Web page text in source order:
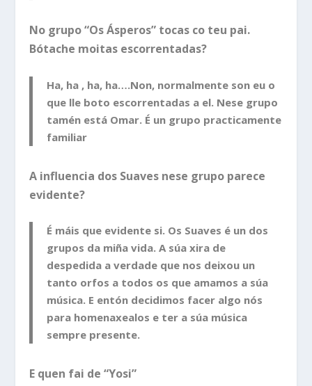
No grupo “Os Ásperos” tocas co teu pai.
Bótache moitas escorrentadas?
Ha, ha , ha, ha….Non, normalmente son eu o
que lle boto escorrentadas a el. Nese grupo
tamén está Omar. É un grupo practicamente
familiar
A influencia dos Suaves nese grupo parece
evidente?
É máis que evidente si. Os Suaves é un dos
grupos da miña vida. A súa xira de
despedida a verdade que nos deixou un
tanto orfos a todos os que amamos a súa
música. E entón decidimos facer algo nós
para homenaxealos e ter a súa música
sempre presente.
E quen fai de “Yosi”